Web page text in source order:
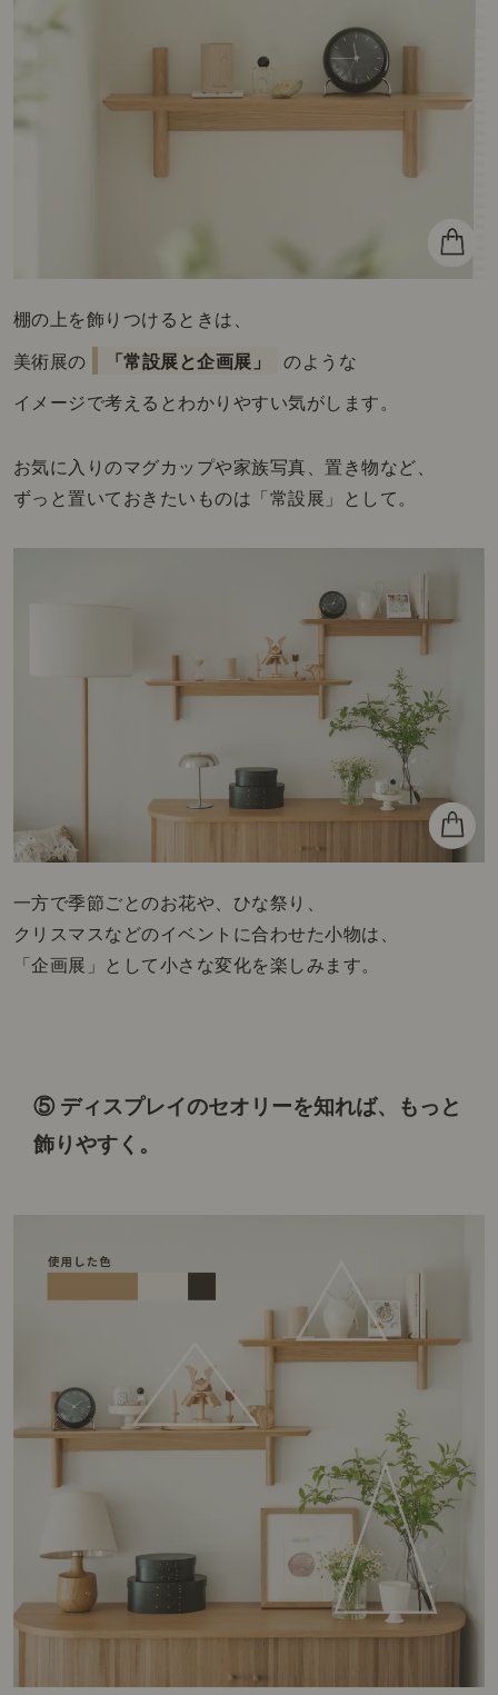
棚の上を飾りつけるときは、
美術展の 「常設展と企画展」 のような
イメージで考えるとわかりやすい気がします。
お気に入りのマグカップや家族写真、置き物など、
ずっと置いておきたいものは「常設展」として。
一方で季節ごとのお花や、ひな祭り、
クリスマスなどのイベントに合わせた小物は、
「企画展」として小さな変化を楽しみます。
⑤ ディスプレイのセオリーを知れば、
もっと
飾りやすく。